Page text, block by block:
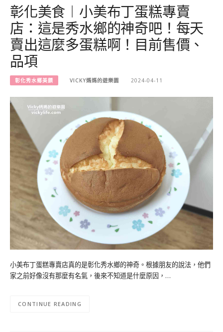
彰化美食︱小美布丁蛋糕專賣
店：這是秀水鄉的神奇吧！每天
賣出這麼多蛋糕啊！目前售價、
品項
彰化秀水鄉美饌 VICKY媽媽的遊樂園 2024-04-11
小美布丁蛋糕專賣店真的是彰化秀水鄉的神奇。根據朋友的說法，他們
家之前好像沒有那麼有名氣，後來不知道是什麼原因，…
CONTINUE READING